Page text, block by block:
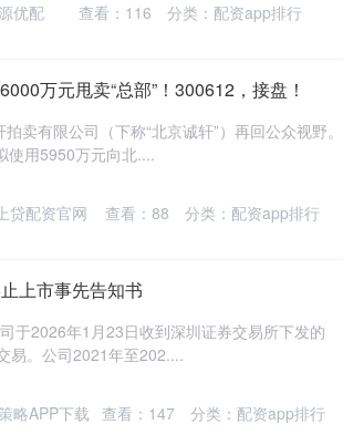
优配 查看： 116 分类： 配资app排行
万元甩卖“总部”！300612，接盘！
卖有限公司（下称“北京诚轩”）再回公众视野。
使用5950万元向北....
贷配资官网 查看： 88 分类： 配资app排行
上市事先告知书
于2026年1月23日收到深圳证券交易所下发的
易。公司2021年至202....
略APP下载 查看： 147 分类： 配资app排行